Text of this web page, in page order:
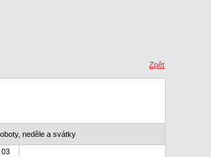
Zpět
neděle a svátky
03